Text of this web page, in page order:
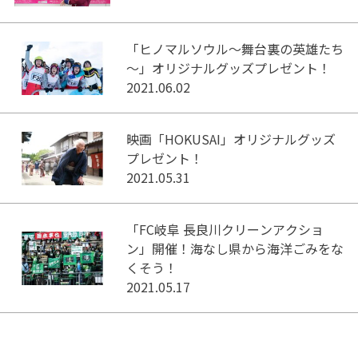
「ヒノマルソウル～舞台裏の英雄たち
～」オリジナルグッズプレゼント！
2021.06.02
映画「HOKUSAI」オリジナルグッズ
プレゼント！
2021.05.31
「FC岐阜 長良川クリーンアクショ
ン」開催！海なし県から海洋ごみをな
くそう！
2021.05.17